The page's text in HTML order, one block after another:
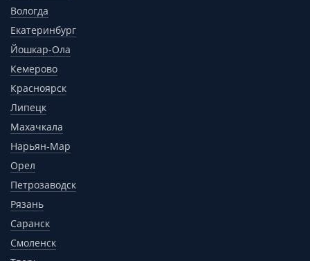
Вологда
Екатеринбург
Йошкар-Ола
Кемерово
Красноярск
Липецк
Махачкала
Нарьян-Мар
Орел
Петрозаводск
Рязань
Саранск
Смоленск